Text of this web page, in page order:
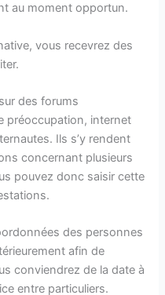
au moment opportun.
vous recevrez des
des forums
préoccupation, internet
Ils s’y rendent
concernant plusieurs
pouvez donc saisir cette
des personnes
afin de
conviendrez de la date à
entre particuliers.